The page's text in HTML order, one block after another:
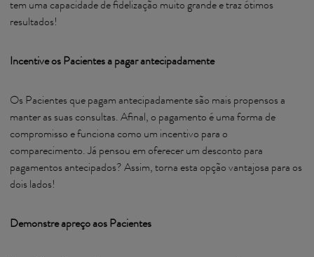
tem uma capacidade de fidelização muito grande e traz ótimos
resultados!
Incentive os Pacientes a pagar antecipadamente
Os Pacientes que pagam antecipadamente são mais propensos a
manter as suas consultas. Afinal, o pagamento é uma forma de
compromisso e funciona como um incentivo para o
comparecimento. Já pensou em oferecer um desconto para
pagamentos antecipados? Assim, torna esta opção vantajosa para os
dois lados!
‍Demonstre apreço aos Pacientes